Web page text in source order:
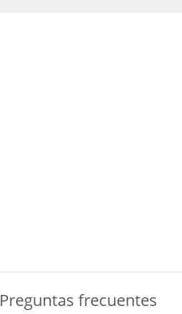
Preguntas frecuentes